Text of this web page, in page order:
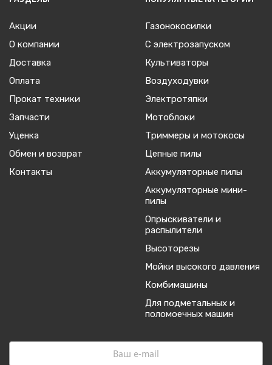
Акции
О компании
Доставка
Оплата
Прокат техники
Запчасти
Уценка
Обмен и возврат
Контакты
Газонокосилки
С электрозапуском
Культиваторы
Воздуходувки
Электротяпки
Мотоблоки
Триммеры и мотокосы
Цепные пилы
Аккумуляторные пилы
Аккумуляторные мини-
пилы
Опрыскиватели и
распылители
Высоторезы
Мойки высокого давления
Комбимашины
Для подметальных и
поломоечных машин